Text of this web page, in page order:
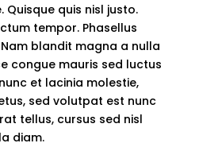
quis nisl justo.
tempor. Phasellus
blandit magna a nulla
congue mauris sed luctus
et lacinia molestie,
sed volutpat est nunc
tellus, cursus sed nisl
diam.